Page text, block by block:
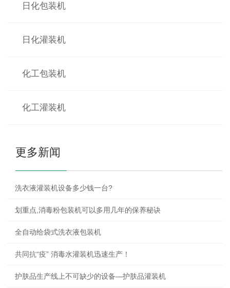
日化包装机
日化灌装机
化工包装机
化工灌装机
更多新闻
洗衣液灌装机设备多少钱一台?
划重点,消毒粉包装机可以多用几年的保养秘诀
全自动给袋式洗衣液包装机
共同抗“疫” 消毒水灌装机迅速生产！
护肤品生产线上不可缺少的设备—护肤品灌装机